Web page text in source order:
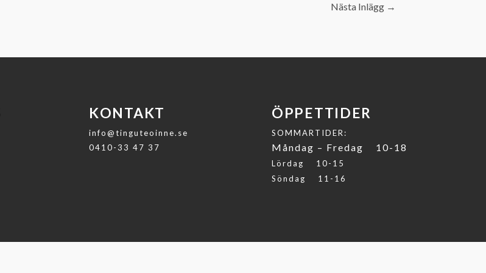
Nästa Inlägg →
KONTAKT
info@tinguteoinne.se
0410-33 47 37
ÖPPETTIDER
SOMMARTIDER:
Måndag – Fredag 10-18
Lördag 10-15
Söndag 11-16